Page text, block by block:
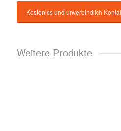
Weitere Produkte